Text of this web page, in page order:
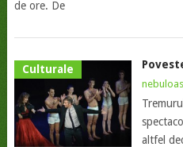
de ore. De
Culturale
altfel